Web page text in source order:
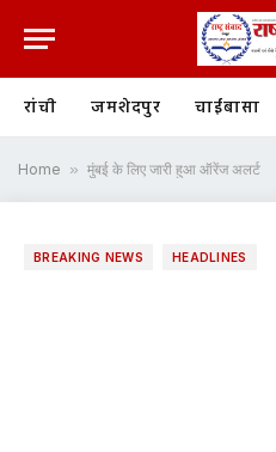
रांची जमशेदपुर चाईबासा
Home » मुंबई के लिए जारी हुआ ऑरेंज अलर्ट
BREAKING NEWS HEADLINES